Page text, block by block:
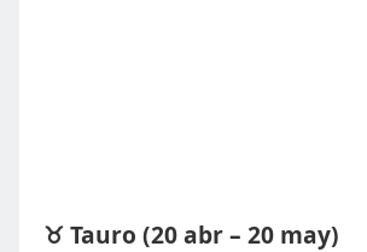
♉ Tauro (20 abr – 20 may)